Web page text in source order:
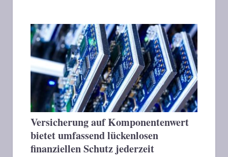
Versicherung auf Komponentenwert
bietet umfassend lückenlosen
finanziellen Schutz jederzeit